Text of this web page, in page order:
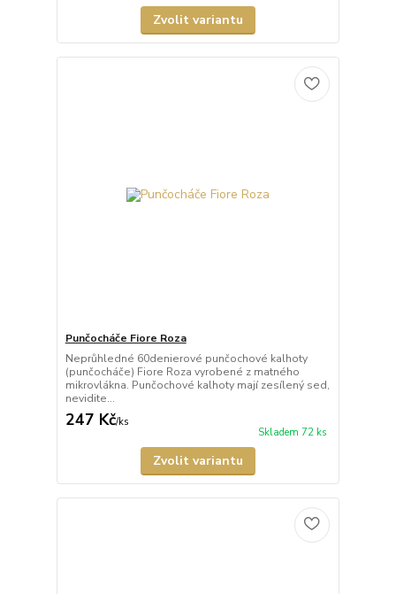
Zvolit variantu
Punčocháče Fiore Roza
Neprůhledné 60denierové punčochové kalhoty
(punčocháče) Fiore Roza vyrobené z matného
mikrovlákna. Punčochové kalhoty mají zesílený sed,
nevidite...
247 Kč/ks
Skladem 72 ks
Zvolit variantu